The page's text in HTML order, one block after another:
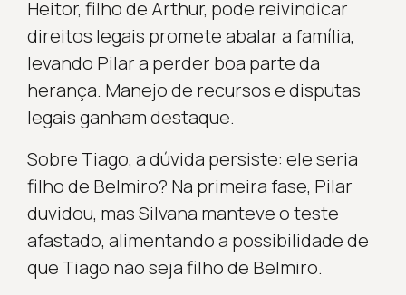
Heitor, filho de Arthur, pode reivindicar
direitos legais promete abalar a família,
levando Pilar a perder boa parte da
herança. Manejo de recursos e disputas
legais ganham destaque.
Sobre Tiago, a dúvida persiste: ele seria
filho de Belmiro? Na primeira fase, Pilar
duvidou, mas Silvana manteve o teste
afastado, alimentando a possibilidade de
que Tiago não seja filho de Belmiro.